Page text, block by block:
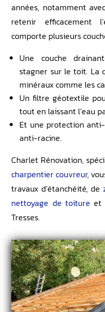
années, notamment
retenir efficacement
comporte plusieurs
Une couche
stagner sur le toit. La
minéraux comme les
Un filtre géotextile
tout en laissant l’eau
Et une protection
anti-racine.
Charlet Rénovation,
charpentier couvreur,
travaux d’étanchéité, de
nettoyage de toiture et
Tresses.